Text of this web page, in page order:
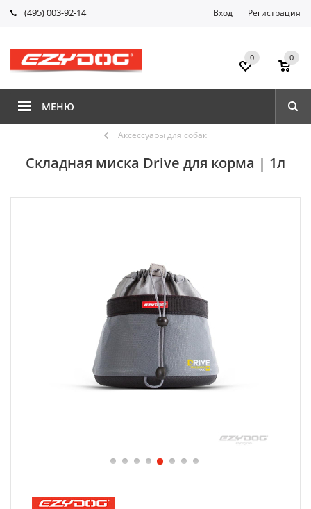
(495) 003-92-14 Вход Регистрация
МЕНЮ
0 0
Аксессуары для собак
Складная миска Drive для корма | 1л